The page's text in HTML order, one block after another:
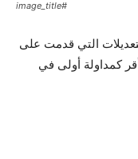
#image_title
التي قدمت على
كمداولة أولى في